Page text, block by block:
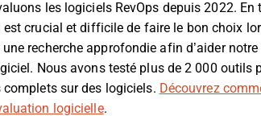
les logiciels RevOps depuis 2022.
crucial et difficile de faire le bon choix
recherche approfondie afin d’aider
Nous avons testé plus de 2 000 outils
complets sur des logiciels. Découvrez
logicielle.